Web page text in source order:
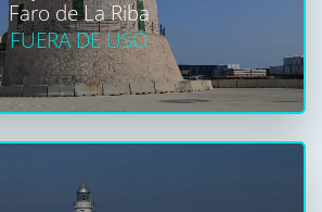
Faro de La Riba
FUERA DE USO